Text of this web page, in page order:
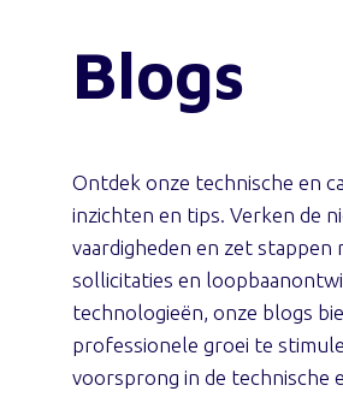
Blogs
Ontdek onze technische en
inzichten en tips. Verken de
vaardigheden en zet
sollicitaties en
technologieën, onze blogs
professionele groei te
voorsprong in de technische